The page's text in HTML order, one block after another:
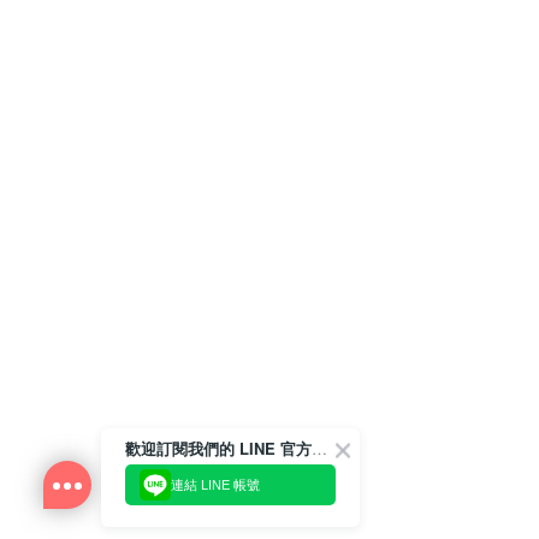
歡迎訂閱我們的 LINE 官方帳號
連結 LINE 帳號